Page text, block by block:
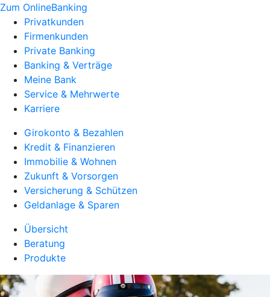
Zum OnlineBanking
Privatkunden
Firmenkunden
Private Banking
Banking & Verträge
Meine Bank
Service & Mehrwerte
Karriere
Girokonto & Bezahlen
Kredit & Finanzieren
Immobilie & Wohnen
Zukunft & Vorsorgen
Versicherung & Schützen
Geldanlage & Sparen
Übersicht
Beratung
Produkte